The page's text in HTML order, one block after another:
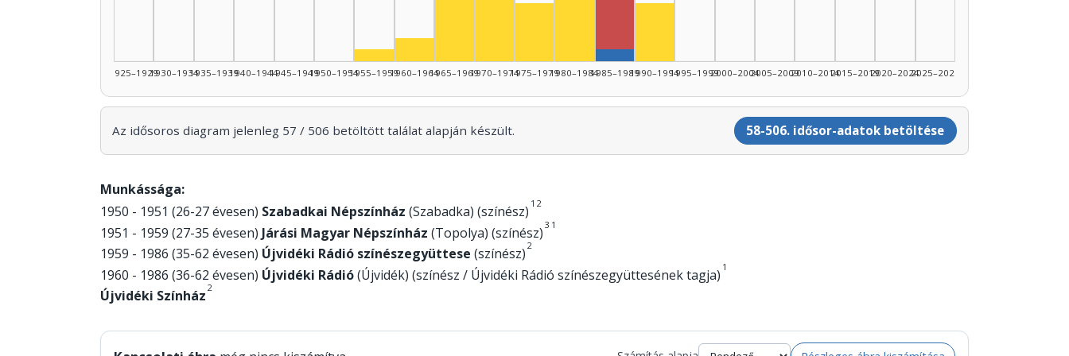
1925–19291930–19341935–19391940–19441945–19491950–1954 Színész, 1955–1959: 1
1955–1959
Színész, 1960–1964: 2
1960–19641965–19691970–19741975–19791980–1984 Szerző, 1985–1989: 1
1985–19891990–19941995–19992000–20042005–20092010–20142015–20192020–20242025–2026
Az idősoros diagram jelenleg 57 / 506 betöltött találat alapján készült. 58-506. idősor-adatok betöltése
Munkássága:
1950 - 1951 (26-27 évesen) Szabadkai Népszínház (Szabadka) (színész) 1 2
1951 - 1959 (27-35 évesen) Járási Magyar Népszínház (Topolya) (színész) 3 1
1959 - 1986 (35-62 évesen) Újvidéki Rádió színészegyüttese (színész) 2
1960 - 1986 (36-62 évesen) Újvidéki Rádió(Újvidék) (színész / Újvidéki Rádió színészegyüttesének tagja) 1
Újvidéki Színház 2